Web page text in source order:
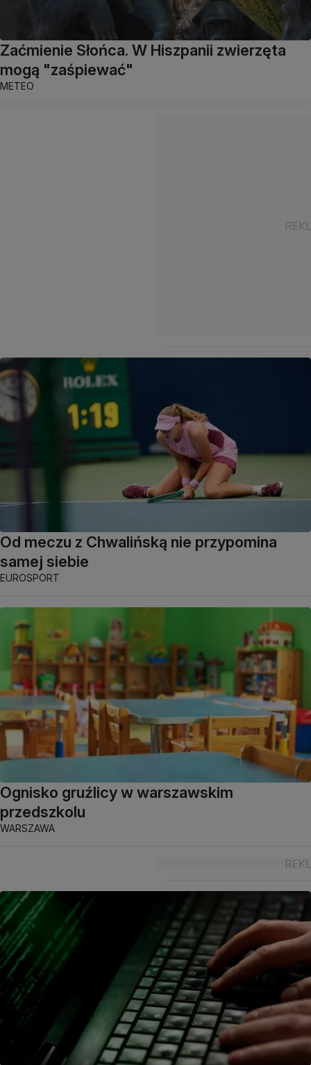
Zaćmienie Słońca. W Hiszpanii zwierzęta
mogą "zaśpiewać"
METEO
Od meczu z Chwalińską nie przypomina
samej siebie
EUROSPORT
Ognisko gruźlicy w warszawskim
przedszkolu
WARSZAWA